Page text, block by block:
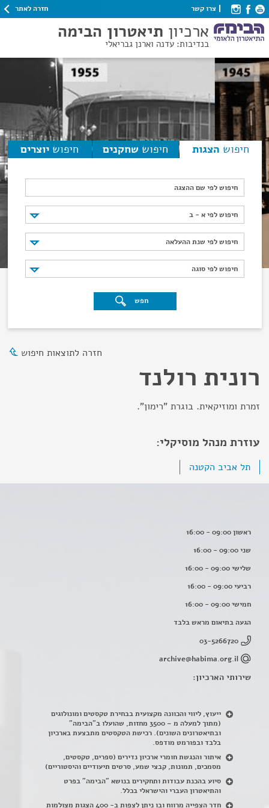
צרו קשר חזרה לאתר
ארכיון תיאטרון הבימה
בנדיבות: עדנה וארנן גבריאלי
חיפוש הצגות חיפוש שחקנים חיפוש יוצרים
חיפוש לפי שם ההצגה
חיפוש לפי א - ב
חיפוש לפי א - ב
חיפוש לפי שנת ההעלאה
חיפוש לפי שנת ההעלאה
חיפוש לפי סוגה
חיפוש לפי סוגה
חפש
חזרה לתוצאות חיפוש
רונית רולנד
זמרת ומוזיקאית. בוגרת "רימון".
עוזרת מנהל מוסיקלי:
תל אביב הקטנה
ראשון 09:00 - 16:00
שני 09:00 - 16:00
שלישי 09:00 - 16:00
רביעי 09:00 - 16:00
חמישי 09:00 - 16:00
הגעה בתיאום מראש בלבד
03-5266720
archive@habima.org.il
שירותי הארכיון:
ייעוץ, ליווי והכוונה מקצועית בבחירת טקסטים ומונולוגים
(מתוך למעלה מ – 3500 מחזות, שהועלו ב"הבימה"
ובתיאטרונים השונים). רכישת הטקסטים מתבצעת בארכיון
בלבד ובפורמט מודפס.
איתור והנגשת חומרי ארכיון נדירים (ספרים, טקסטים,
מסמכים, תמונות, קבצי שמע, סרטים תיעודיים והיסטוריים)
סיוע בהכנת עבודות ותחקירים בנושא "הבימה" בפרט
והתיאטרון העברי והישראלי בכלל.
חדר הצפייה מרווח ובו ניתן לצפות ב- 400 הצגות מצולמות